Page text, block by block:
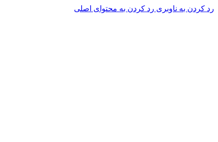
رد کردن به ناوبری رد کردن به محتوای اصلی